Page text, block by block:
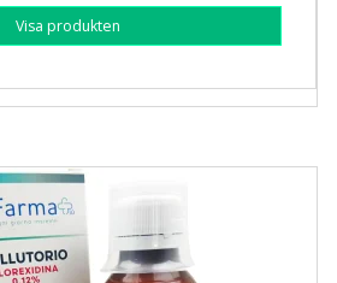
Visa produkten